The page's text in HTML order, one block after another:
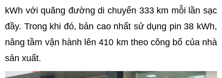
kWh với quãng đường di chuyển 333 km mỗi lần sạc
đầy. Trong khi đó, bản cao nhất sử dụng pin 38 kWh,
nâng tầm vận hành lên 410 km theo công bố của nhà
sản xuất.